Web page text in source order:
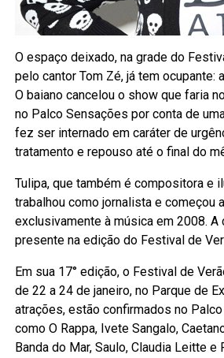
O espaço deixado, na grade do
pelo cantor Tom Zé, já tem ocupante:
O baiano cancelou o show que faria
no Palco Sensações por conta de
fez ser internado em caráter de
tratamento e repouso até o final do
Tulipa, que também é compositora e
trabalhou como jornalista e começou
exclusivamente à música em 2008. A
presente na edição do Festival de
Em sua 17° edição, o Festival de
de 22 a 24 de janeiro, no Parque de
atrações, estão confirmados no
como O Rappa, Ivete Sangalo,
Banda do Mar, Saulo, Claudia Leitte